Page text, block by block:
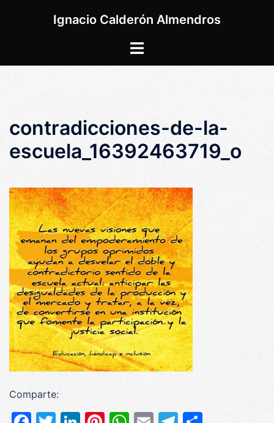
Ignacio Calderón Almendros
Alternar
contradicciones-de-la-
escuela_16392463719_o
Comparte: